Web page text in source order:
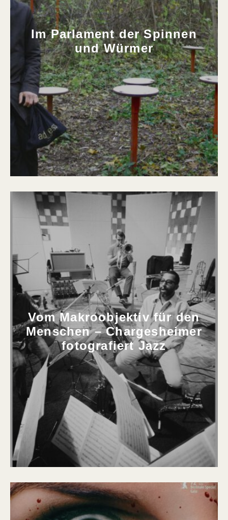
Im Parlament der Spinnen
und Würmer
Vom Makroobjektiv für den
Menschen – Chargesheimer
fotografiert Jazz